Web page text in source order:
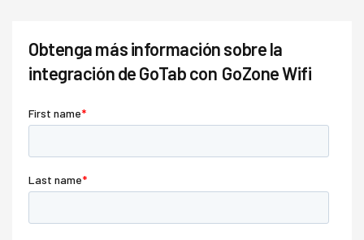
Obtenga más información sobre la
integración de GoTab con GoZone Wifi